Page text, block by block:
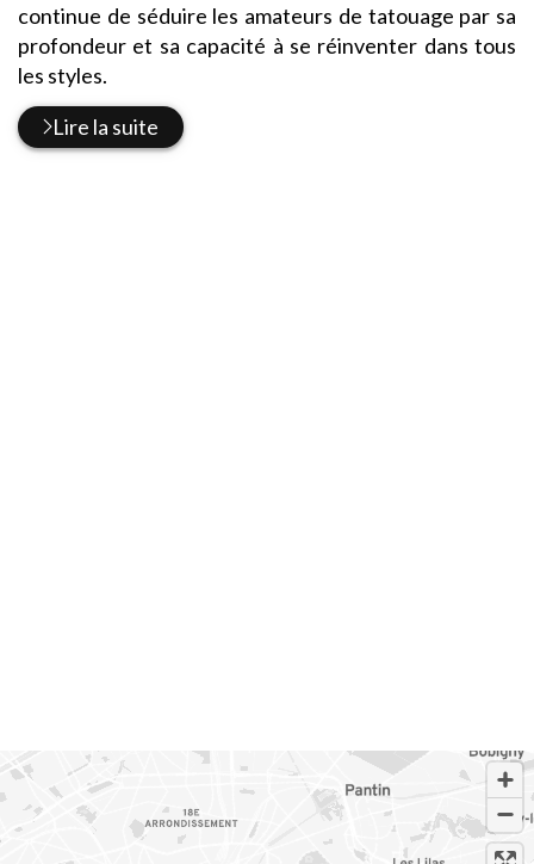
continue de séduire les amateurs de tatouage par sa
profondeur et sa capacité à se réinventer dans tous
les styles.
Lire la suite